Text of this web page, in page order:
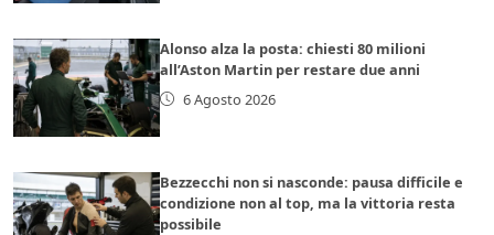
Alonso alza la posta: chiesti 80 milioni
all’Aston Martin per restare due anni
6 Agosto 2026
Bezzecchi non si nasconde: pausa difficile e
condizione non al top, ma la vittoria resta
possibile